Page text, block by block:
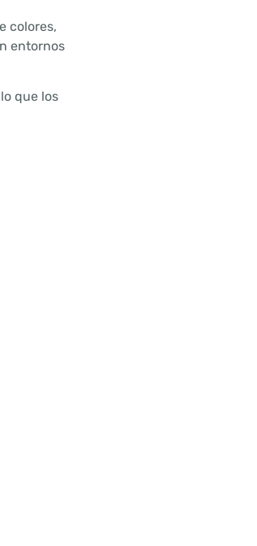
colores,
entornos
que los